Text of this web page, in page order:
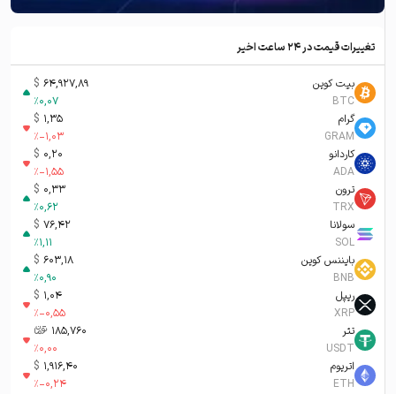
تغییرات قیمت در ۲۴ ساعت اخیر
بیت کوین
BTC
64,927,89
$
%0,07
گرام
GRAM
1,35
$
%-1,03
کاردانو
ADA
0,20
$
%-1,55
ترون
TRX
0,33
$
%0,62
سولانا
SOL
76,42
$
%1,11
بایننس کوین
BNB
603,18
$
%0,90
ریپل
XRP
1,04
$
%-0,55
تتر
USDT
185,760 تومان-ء
%0,00
اتریوم
ETH
1,916,40
$
%-0,24